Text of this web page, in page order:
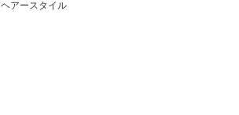
ヘアースタイル